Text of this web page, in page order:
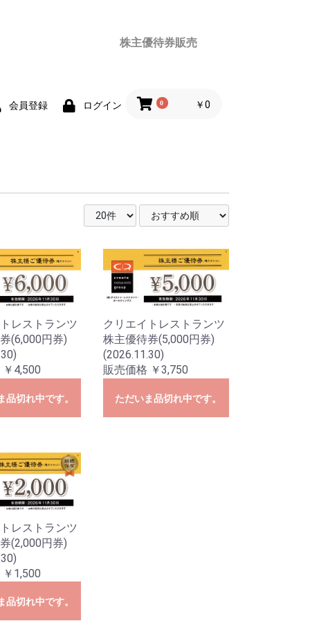
株主優待券販売
会員登録 ログイン 0 ￥0
レストランツ
(6,000円券)
4,500
品切れ中です。
クリエイトレストランツ
株主優待券(5,000円券)
(2026.11.30)
販売価格 ￥3,750
ただいま品切れ中です。
レストランツ
(2,000円券)
1,500
品切れ中です。